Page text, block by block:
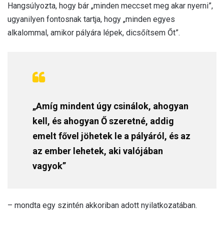
Hangsúlyozta, hogy bár „minden meccset meg akar nyerni”,
ugyanilyen fontosnak tartja, hogy „minden egyes
alkalommal, amikor pályára lépek, dicsőítsem Őt”.
„Amíg mindent úgy csinálok, ahogyan
kell, és ahogyan Ő szeretné, addig
emelt fővel jöhetek le a pályáról, és az
az ember lehetek, aki valójában
vagyok”
– mondta egy szintén akkoriban adott nyilatkozatában.